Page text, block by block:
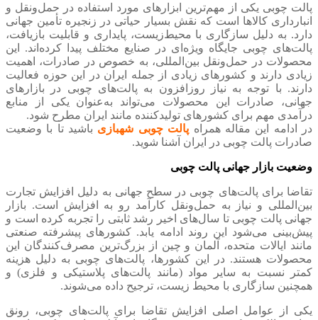
پالت چوبی یکی از مهم‌ترین ابزارهای مورد استفاده در حمل‌ونقل و
انبارداری کالاها است که نقش بسیار حیاتی در زنجیره تأمین جهانی
دارد. به دلیل سازگاری با محیط‌زیست، پایداری و قابلیت بازیافت،
پالت‌های چوبی جایگاه ویژه‌ای در صنایع مختلف پیدا کرده‌اند. این
محصولات در حمل‌ونقل بین‌المللی، به خصوص در صادرات، اهمیت
زیادی دارند و کشورهای زیادی از جمله ایران در این حوزه فعالیت
دارند. با توجه به نیاز روزافزون به پالت‌های چوبی در بازارهای
جهانی، صادرات این محصولات می‌تواند به‌عنوان یکی از منابع
درآمدی مهم برای کشورهای تولیدکننده مانند ایران مطرح شود.
در ادامه این مقاله همراه پالت چوبی شهبازی باشید تا با وضعیت
صادرات پالت چوبی در ایران آشنا شوید.
وضعیت بازار جهانی پالت چوبی
تقاضا برای پالت‌های چوبی در سطح جهانی به دلیل افزایش تجارت
بین‌المللی و نیاز به حمل‌ونقل کارآمد رو به افزایش است. بازار
جهانی پالت چوبی تا سال‌های اخیر رشد ثابتی را تجربه کرده است و
پیش‌بینی می‌شود این روند ادامه یابد. کشورهای پیشرفته صنعتی
مانند ایالات متحده، آلمان و چین از بزرگ‌ترین مصرف‌کنندگان این
محصولات هستند. در این کشورها، پالت‌های چوبی به دلیل هزینه
کمتر نسبت به سایر مواد (مانند پالت‌های پلاستیکی و فلزی) و
همچنین سازگاری با محیط ‌زیست، ترجیح داده می‌شوند.
یکی از عوامل اصلی افزایش تقاضا برای پالت‌های چوبی، رونق